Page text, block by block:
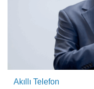
Akıllı Telefon